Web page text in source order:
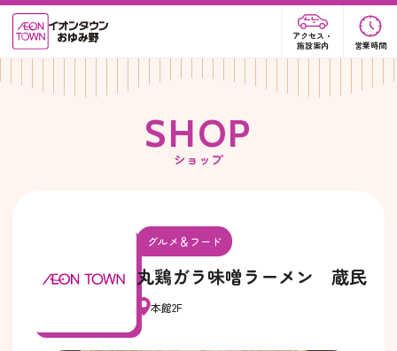
アクセス・
施設案内
営業時間
SHOP
ショップ
グルメ＆フード
丸鶏ガラ味噌ラーメン 蔵民
本館2F